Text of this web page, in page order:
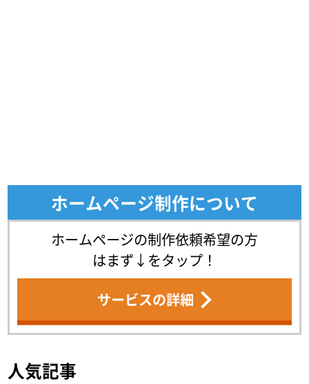
ホームページ制作について
ホームページの制作依頼希望の方
はまず↓をタップ！
サービスの詳細
人気記事